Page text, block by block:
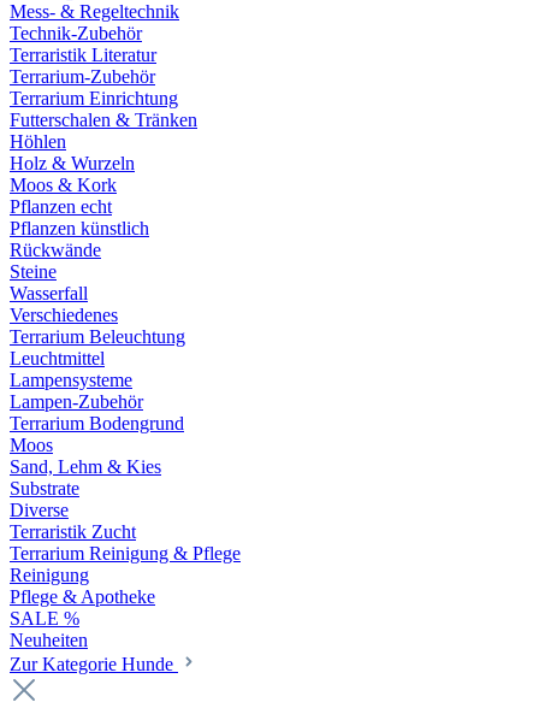
Mess- & Regeltechnik
Technik-Zubehör
Terraristik Literatur
Terrarium-Zubehör
Terrarium Einrichtung
Futterschalen & Tränken
Höhlen
Holz & Wurzeln
Moos & Kork
Pflanzen echt
Pflanzen künstlich
Rückwände
Steine
Wasserfall
Verschiedenes
Terrarium Beleuchtung
Leuchtmittel
Lampensysteme
Lampen-Zubehör
Terrarium Bodengrund
Moos
Sand, Lehm & Kies
Substrate
Diverse
Terraristik Zucht
Terrarium Reinigung & Pflege
Reinigung
Pflege & Apotheke
SALE %
Neuheiten
Zur Kategorie Hunde